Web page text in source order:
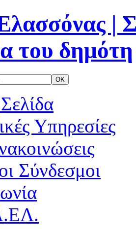
Υπηρεσίες
Σύνδεσμοι